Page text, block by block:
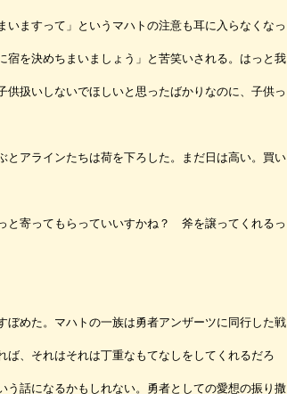
ますって」というマハトの注意も耳に入らなくなっ
を決めちまいましょう」と苦笑いされる。はっと我
扱いしないでほしいと思ったばかりなのに、子供っ
アラインたちは荷を下ろした。まだ日は高い。買い
と寄ってもらっていいすかね？ 斧を譲ってくれるっ
めた。マハトの一族は勇者アンザーツに同行した戦
、それはそれは丁重なもてなしをしてくれるだろ
う話になるかもしれない。勇者としての愛想の振り撒